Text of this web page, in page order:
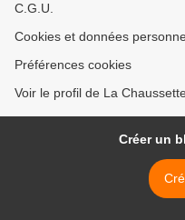
C.G.U.
Cookies et données
Préférences cookies
Voir le profil de La
Créer un